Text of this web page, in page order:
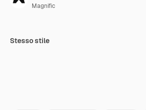
Magnific
Stesso stile